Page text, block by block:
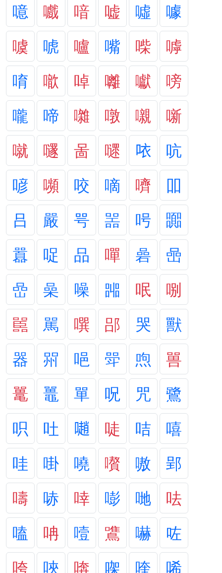
噫
嚱 喑 嘘 噓
噱
噳
唬 嚧 嘴 喍
嘑
唷
噷 啅 囄 囐
嗙
嚨
啼 囃 噋 嚫
噺
噈
嚺 啚 嚃 𠲖
吭
喭
嚬 咬 嘀 嚌
吅
吕
嚴 咢 噐 呺
嚻
囂
哫 品 嘽 碞
喦
嵒
喿 噪 嘂 呡
哵
嚚
駡 噀 郘 哭
獸
器
喌 唈 斝 喣
嘼
鼍
鼉 單 呪 咒
鷺
呮
吐 𡁻 唗 咭
嘻
哇
啩 嘵 嚽 嗷
郢
嚋
哧 啈 嘭 哋
呿
嗑
呥 噎 鷕 嚇
咗
咵
唊 喯 㗎 喹 唏